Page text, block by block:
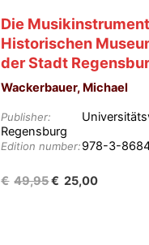
Die
Historischen
der Stadt
Wackerbauer, Michael
Publisher:
Regensburg
Edition number:978-3-
€ 49,95Oorspronkelijke
€ 25,00Huidige